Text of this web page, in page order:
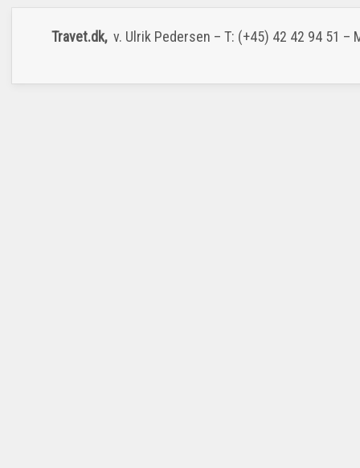
Travet.dk, v. Ulrik Pedersen – T: (+45) 42 42 94 51 –